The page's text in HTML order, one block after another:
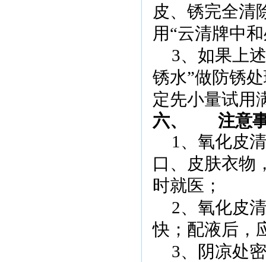
皮、锈完全清
用“云清牌中
3、如果上
锈水”做防锈
定先小量试用
六、
注意
1 、氧化皮
口、皮肤衣物
时就医；
2、氧化皮
快；配液后，
3、阴凉处